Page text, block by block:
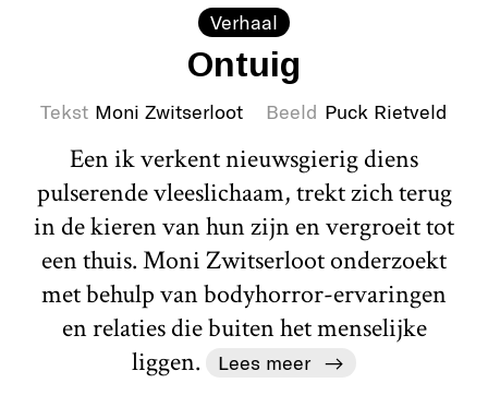
Verhaal
Ontuig
Tekst Moni Zwitserloot Beeld Puck Rietveld
Een ik verkent nieuwsgierig diens
pulserende vleeslichaam, trekt zich terug
in de kieren van hun zijn en vergroeit tot
een thuis. Moni Zwitserloot onderzoekt
met behulp van bodyhorror-ervaringen
en relaties die buiten het menselijke
liggen.
Lees meer